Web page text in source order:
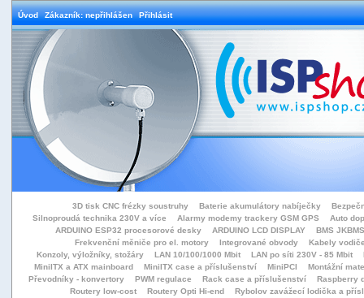
Úvod Zákazník: nepřihlášen Přihlásit
3D tisk CNC frézky soustruhy Baterie akumulátory nabíječky
Silnoproudá technika 230V a více
Alarmy modemy trackery GSM GPS
Auto
ARDUINO ESP32 procesorové desky
ARDUINO LCD DISPLAY
BMS
Frekvenční měniče pro el. motory
Integrované obvody
Kabely
Konzoly, výložníky, stožáry
LAN 10/100/1000 Mbit LAN po síti 230V - 85 Mbit
MiniITX a ATX mainboard
MiniITX case a příslušenství MiniPCI
Montážní
Převodníky - konvertory
PWM regulace Rack case a příslušenství
Raspberry
Routery low-cost
Routery Opti Hi-end
Rybolov zavážecí lodička a přísl